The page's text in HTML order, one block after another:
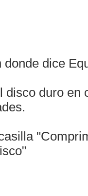
dice
disco duro en